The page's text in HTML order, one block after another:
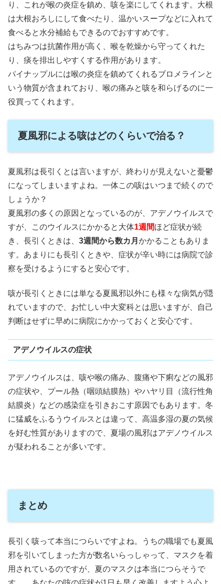
り、これが喉の炎症を鎮め、咳を楽にしてくれます。大根
は大根おろしにして食べたり、温かいスープなどに入れて
食べると水分補給もできるのでおすすめです。
はちみつは抗菌作用が高く、喉を乾燥から守ってくれた
り、痰を排出しやすくする作用があります。
パイナップルには喉の炎症を鎮めてくれるブロメラインと
いう物質が含まれており、喉の痛みと咳を和らげるのに一
役買ってくれます。
夏風邪による咳はどのくらいで治る？
夏風邪は長引くとは言いますが、終わりが見えないと憂鬱
になってしまいますよね。一体この咳はいつまで続くので
しょうか？
夏風邪の多くの原因となっているのが、アデノウイルスで
すが、このウイルスにかかると大体1週間ほど症状が続
き、長引くときは、 3週間から数カ月 かかることもありま
す。あまりにも長引くときや、症状が辛い時には病院で診
察を受けるようにすると安心です。
咳が長引くときには単なる夏風邪以外にも様々な病気が隠
れていますので、お忙しい中大変科とは思いますが、自己
判断はせずに早めに病院にかかっておくと安心です。
アデノウイルスの症状
アデノウイルスは、咳や喉の痛み、腹痛や下痢などの風邪
の症状や、プール熱（咽頭結膜熱）やハヤリ目（流行性角
結膜炎）などの感染症を引きおこす原因でもあります。冬
に猛威をふるうウイルスとは違って、高温多湿の夏の気候
を好む性質がありますので、夏場の風邪はアデノウイルス
が疑われることが多いです。
まとめ
長引く咳って本当につらいですよね。うちの職場でも夏風
邪を引いてしまった方が数名いらっしゃって、マスクを着
用されているのですが、夏のマスクは本当につらそうで